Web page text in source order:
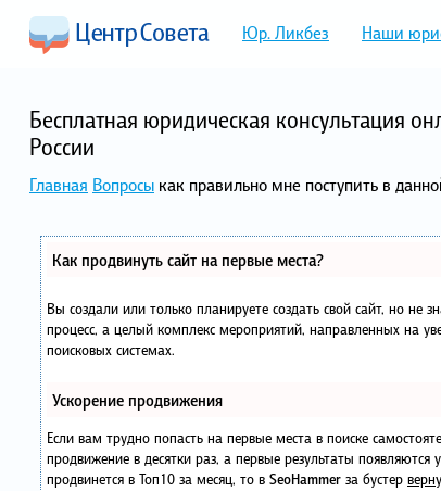
Юр. Ликбез Наши
Бесплатная юридическая консультация
России
Главная Вопросы как правильно мне поступить в
Как продвинуть сайт на первые места?
Вы создали или только планируете создать свой сайт, но не
процесс, а целый комплекс мероприятий, направленных на
поисковых системах.
Ускорение продвижения
Если вам трудно попасть на первые места в поиске
продвижение в десятки раз, а первые результаты
продвинется в Топ10 за месяц, то в SeoHammer за бустер